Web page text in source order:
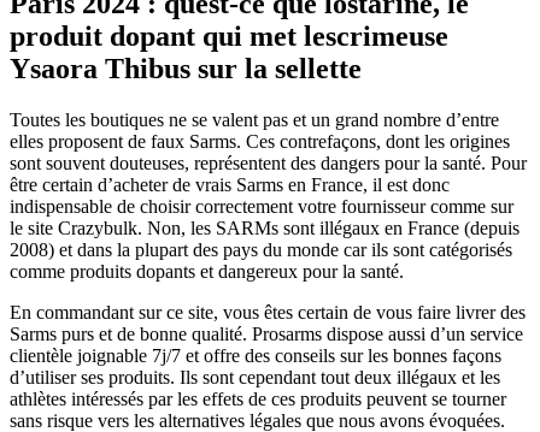
produit dopant qui met lescrimeuse
Ysaora Thibus sur la sellette
Toutes les boutiques ne se valent pas et un grand nombre d’entre
elles proposent de faux Sarms. Ces contrefaçons, dont les origines
sont souvent douteuses, représentent des dangers pour la santé. Pour
être certain d’acheter de vrais Sarms en France, il est donc
indispensable de choisir correctement votre fournisseur comme sur
le site Crazybulk. Non, les SARMs sont illégaux en France (depuis
2008) et dans la plupart des pays du monde car ils sont catégorisés
comme produits dopants et dangereux pour la santé.
En commandant sur ce site, vous êtes certain de vous faire livrer des
Sarms purs et de bonne qualité. Prosarms dispose aussi d’un service
clientèle joignable 7j/7 et offre des conseils sur les bonnes façons
d’utiliser ses produits. Ils sont cependant tout deux illégaux et les
athlètes intéressés par les effets de ces produits peuvent se tourner
sans risque vers les alternatives légales que nous avons évoquées.